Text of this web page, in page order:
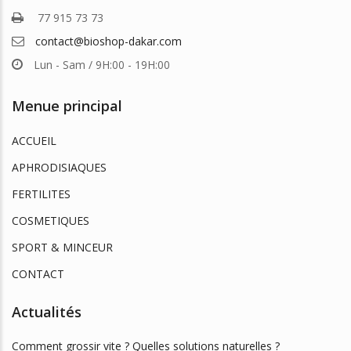
77 915 73 73
contact@bioshop-dakar.com
Lun - Sam / 9H:00 - 19H:00
Menue principal
ACCUEIL
APHRODISIAQUES
FERTILITES
COSMETIQUES
SPORT & MINCEUR
CONTACT
Actualités
Comment grossir vite ? Quelles solutions naturelles ?